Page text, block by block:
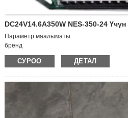
DC24V14.6A350W NES-350-24
Параметр маалыматы
бренд
MEAN WELL/Mean Well
модельСУРОО ДЕТАЛ